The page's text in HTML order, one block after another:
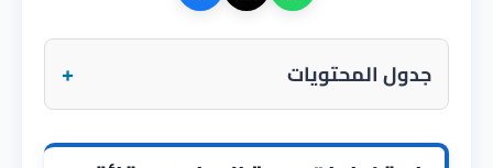
جدول المحتويات +